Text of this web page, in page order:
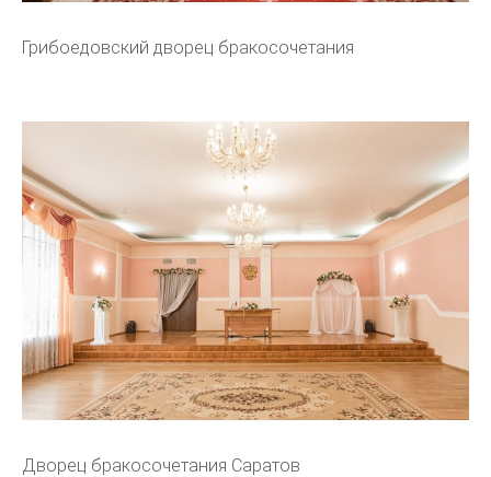
Грибоедовский дворец бракосочетания
Дворец бракосочетания Саратов